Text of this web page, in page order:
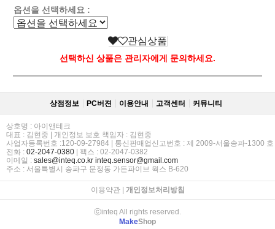
옵션을 선택하세요 :
관심상품
선택하신 상품은 관리자에게 문의하세요.
상점정보 PC버젼 이용안내 고객센터 커뮤니티
상호명 : 아이앤테크
대표 : 김현중 | 개인정보 보호 책임자 : 김현중
사업자등록번호 :120-09-27984 | 통신판매업신고번호 : 제 2009-서울송파-1300 호
전화 : 02-2047-0380 | 팩스 : 02-2047-0382
이메일 : sales@inteq.co.kr inteq.sensor@gmail.com
주소 : 서울특별시 송파구 문정동 가든파이브 웍스 B-620
이용약관| 개인정보처리방침
ⓒinteq All rights reserved.
MakeShop